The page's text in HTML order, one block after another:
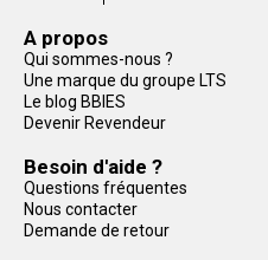
A propos
Qui sommes-nous ?
Une marque du groupe LTS
Le blog BBIES
Devenir Revendeur
Besoin d'aide ?
Questions fréquentes
Nous contacter
Demande de retour